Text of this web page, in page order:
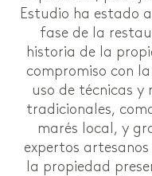
Estudio ha estado
fase de la
historia de la
compromiso con
uso de técnicas
tradicionales,
marés local, y
expertos
la propiedad